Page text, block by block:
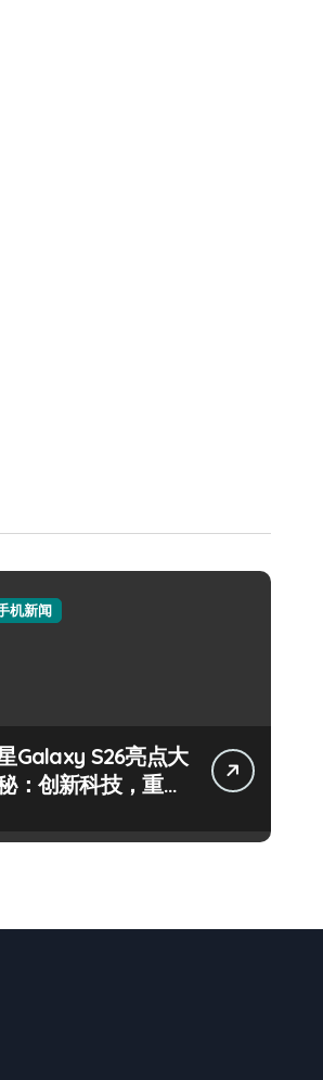
机新闻
Galaxy S26亮点大
：创新科技，重塑